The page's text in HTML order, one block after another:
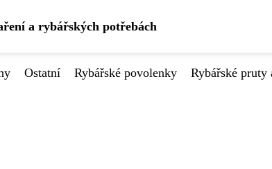
a rybářských potřebách
Ostatní Rybářské povolenky Rybářské pruty